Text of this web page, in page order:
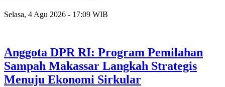
Selasa, 4 Agu 2026 - 17:09 WIB
Anggota DPR RI: Program Pemilahan
Sampah Makassar Langkah Strategis
Menuju Ekonomi Sirkular